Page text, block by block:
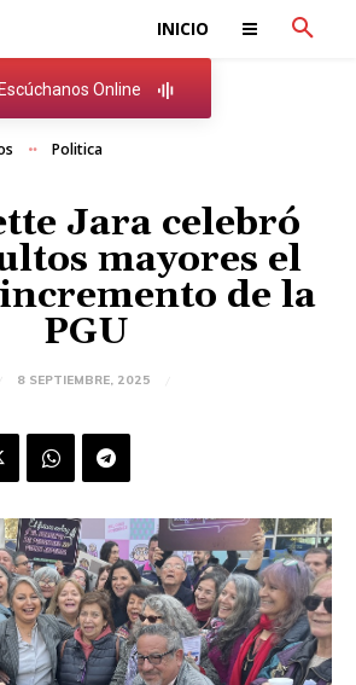
INICIO
Escúchanos Online
Politica
Jara celebró
mayores el
de la
PGU
8 SEPTIEMBRE, 2025